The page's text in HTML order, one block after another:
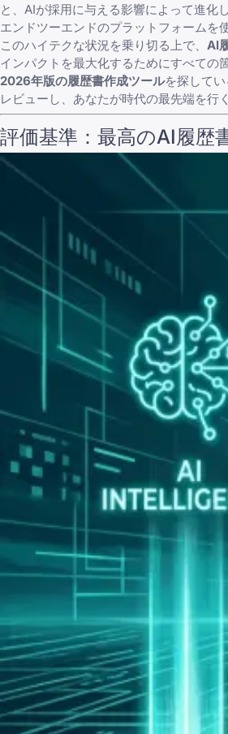
と、 AIが採用に与える影響によって進化
エンドツーエンドのプラットフォームを
このハイテクな状況を乗り切る上で、 AI
インパクトを最大化するためにすべての
2026年版の履歴書作成ツールを探して
レビューし、あなたが時代の最先端を行
評価基準：最高のAI履歴